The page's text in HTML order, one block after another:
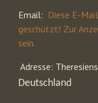
Email: Diese E-
geschützt! Zur
sein.
Adresse:
Deutschland